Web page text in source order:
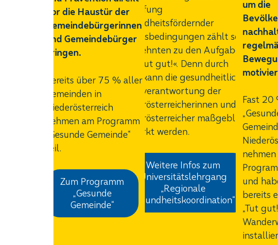
vor die Haustür der
Gemeindebürgerinnen
und Gemeindebürger
bringen.
Bereits über 75 % aller
Gemeinden in
Niederösterreich
nehmen am Programm
„Gesunde Gemeinde“
teil.
Zum Programm
„Gesunde
Gemeinde“
Schaffung
gesundheitsfördernder
Lebensbedingungen zählt seit
Jahrzehnten zu den Aufgaben
von »Tut gut!«. Denn durch
diese kann die gesundheitliche
Eigenverantwortung der
Niederösterreicherinnen und
Niederösterreicher maßgeblich
gestärkt werden.
Weitere Infos zum
Universitätslehrgang
„Regionale
Gesundheitskoordination“
um die
Fast 20
und
bereits
„Tut